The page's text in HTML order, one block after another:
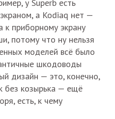
у Superb есть
а Kodiaq нет —
к приборному экрану
потому что ну нельзя
моделей всё было
шкодоводы
дизайн — это, конечно,
без козырька — ещё
есть, к чему